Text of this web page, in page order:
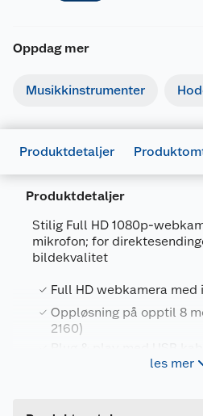
Oppdag mer
Musikkinstrumenter
Produktdetaljer
Produktdetaljer
Stilig Full HD 1080p-
mikrofon; for
bildekvalitet
Full HD webkamera
Oppløsning på opptil 8
2160)
les mer
Generelt
Artikkelnummer
Leverandørens
Farge